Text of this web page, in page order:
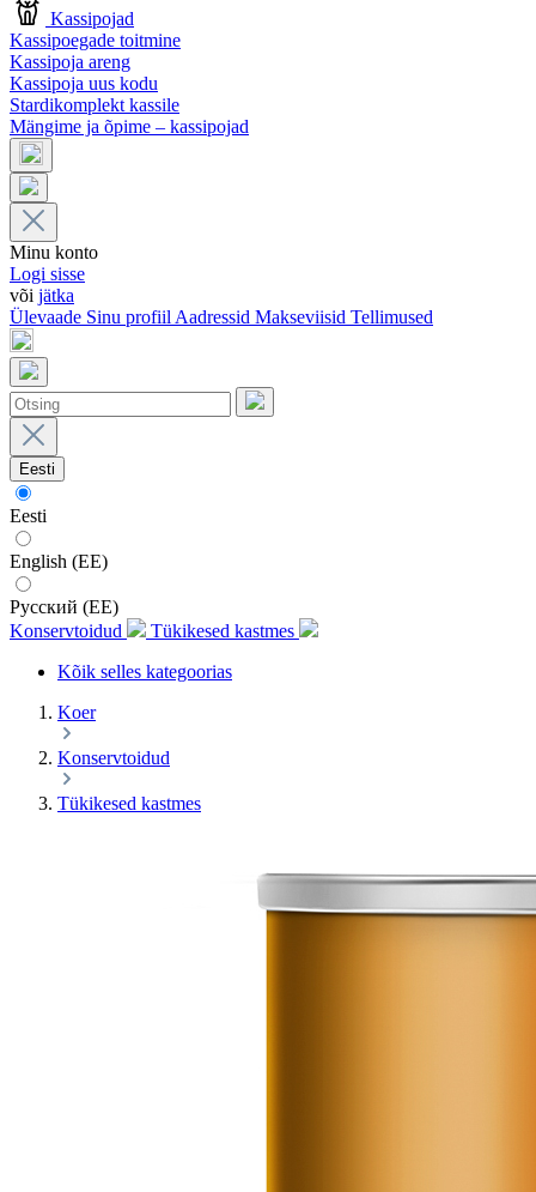
Kassipojad
Kassipoegade toitmine
Kassipoja areng
Kassipoja uus kodu
Stardikomplekt kassile
Mängime ja õpime – kassipojad
Minu konto
Logi sisse
või jätka
Ülevaade Sinu profiil Aadressid Makseviisid Tellimused
Eesti
Eesti
English (EE)
Русский (EE)
Konservtoidud
Tükikesed kastmes
Kõik selles kategoorias
Koer
Konservtoidud
Tükikesed kastmes